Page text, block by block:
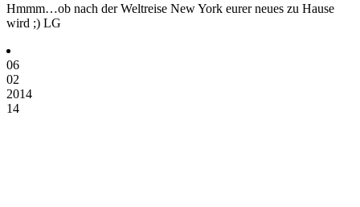
Hmmm…ob nach der Weltreise New York eurer neues zu Hause
wird ;) LG
06
02
2014
14